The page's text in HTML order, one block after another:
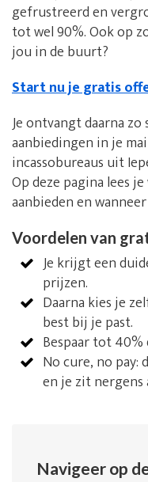
gefrustreerd en
tot wel 90%. Ook op
jou in de buurt?
Start nu je gratis
Je ontvangt daarna
aanbiedingen in je
incassobureaus uit
Op deze pagina lees
aanbieden en
Voordelen van
Je krijgt een
prijzen.
Daarna kies je
best bij je past.
Bespaar tot
No cure, no
en je zit nergens
Navigeer op